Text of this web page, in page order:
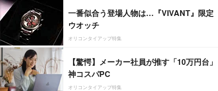
一番似合う登場人物は…『VIVANT』限定
ウオッチ
オリコンタイアップ特集
【驚愕】メーカー社員が推す「10万円台」
神コスパPC
オリコンタイアップ特集